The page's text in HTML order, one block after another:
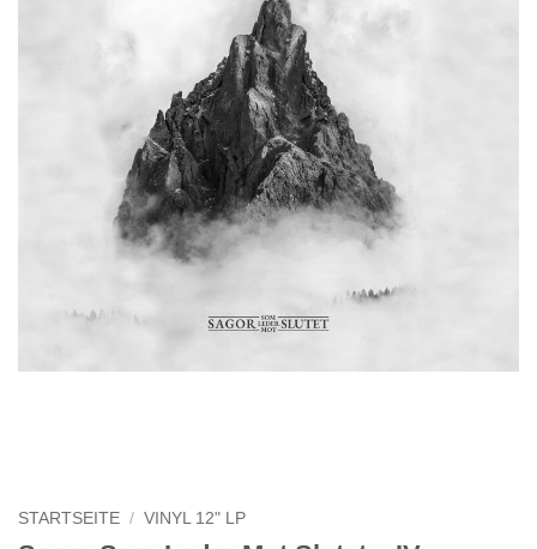
STARTSEITE / VINYL 12" LP